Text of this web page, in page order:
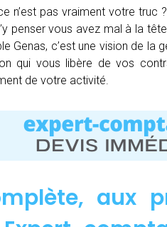
n’est pas vraiment votre truc
penser vous avez mal à la
Genas, c’est une vision de la
qui vous libère de vos
de votre activité.
aux